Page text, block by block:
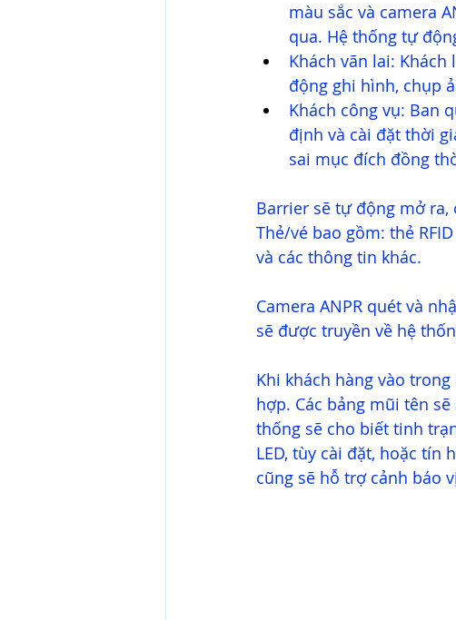
màu sắc và camera
qua. Hệ thống tự
Khách vãn lai:
động ghi hình, chụp
Khách công vụ: Ban
định và cài đặt thời
sai mục đích đồng
Barrier sẽ tự động mở ra,
Thẻ/vé bao gồm: thẻ
và các thông tin khác.
Camera ANPR quét và
sẽ được truyền về hệ
Khi khách hàng vào
hợp. Các bảng mũi tên
thống sẽ cho biết tinh
LED, tùy cài đặt, hoặc
cũng sẽ hỗ trợ cảnh báo